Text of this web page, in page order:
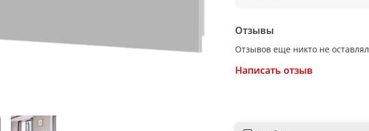
Напряжение
220В
Закрытый тип
Отзывы
Отзывов еще никто не оставлял
Написать отзыв